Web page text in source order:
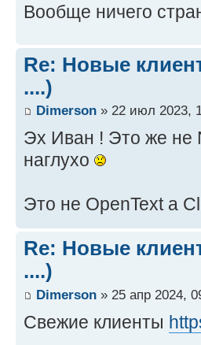
Вообще ничего
Re: Новые
....)
Dimerson » 22 июл 2023,
Эх Иван ! Это же не
наглухо
Это не OpenText а
Re: Новые
....)
Dimerson » 25 апр 2024,
Свежие клиенты